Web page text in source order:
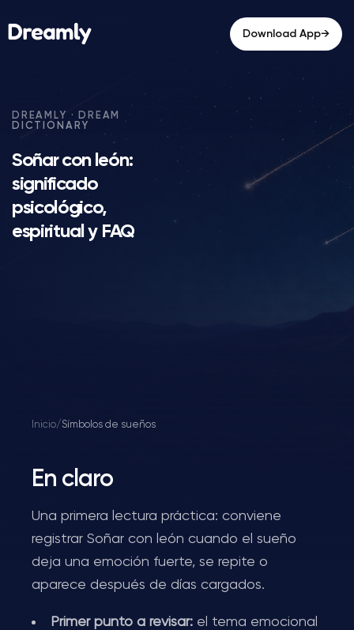
Download App→
Soñar con león:
significado
psicológico,
espiritual y FAQ
Inicio/ Símbolos de sueños
En claro
Una primera lectura práctica: conviene
registrar Soñar con león cuando el sueño
deja una emoción fuerte, se repite o
aparece después de días cargados.
Primer punto a revisar: el tema emocional